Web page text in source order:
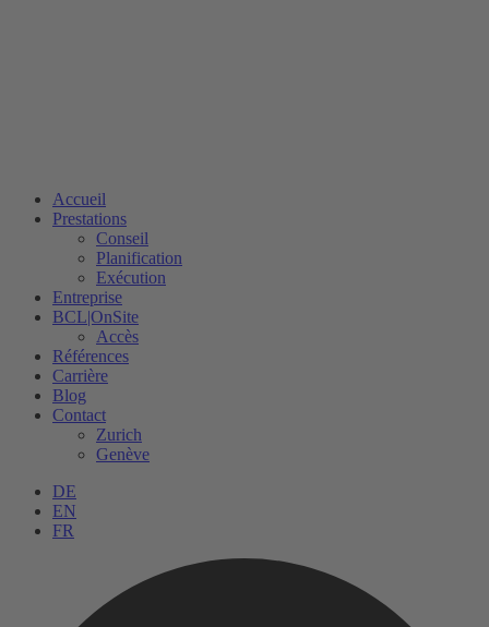
Accueil
Prestations
Conseil
Planification
Exécution
Entreprise
BCL|OnSite
Accès
Références
Carrière
Blog
Contact
Zurich
Genève
DE
EN
FR